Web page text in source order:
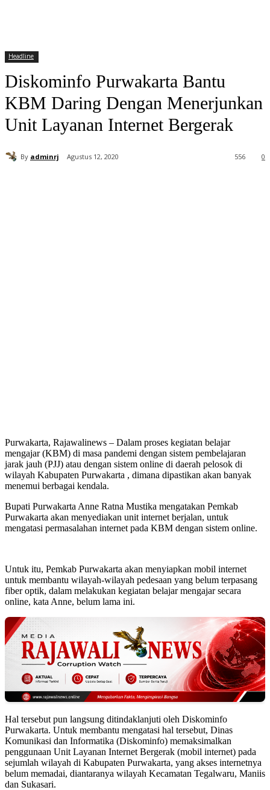
Headline
Diskominfo Purwakarta Bantu
KBM Daring Dengan Menerjunkan
Unit Layanan Internet Bergerak
By adminrj Agustus 12, 2020 0
556
Purwakarta, Rajawalinews – Dalam proses kegiatan belajar
mengajar (KBM) di masa pandemi dengan sistem pembelajaran
jarak jauh (PJJ) atau dengan sistem online di daerah pelosok di
wilayah Kabupaten Purwakarta , dimana dipastikan akan banyak
menemui berbagai kendala.
Bupati Purwakarta Anne Ratna Mustika mengatakan Pemkab
Purwakarta akan menyediakan unit internet berjalan, untuk
mengatasi permasalahan internet pada KBM dengan sistem online.
Untuk itu, Pemkab Purwakarta akan menyiapkan mobil internet
untuk membantu wilayah-wilayah pedesaan yang belum terpasang
fiber optik, dalam melakukan kegiatan belajar mengajar secara
online, kata Anne, belum lama ini.
Hal tersebut pun langsung ditindaklanjuti oleh Diskominfo
Purwakarta. Untuk membantu mengatasi hal tersebut, Dinas
Komunikasi dan Informatika (Diskominfo) memaksimalkan
penggunaan Unit Layanan Internet Bergerak (mobil internet) pada
sejumlah wilayah di Kabupaten Purwakarta, yang akses internetnya
belum memadai, diantaranya wilayah Kecamatan Tegalwaru, Maniis
dan Sukasari.